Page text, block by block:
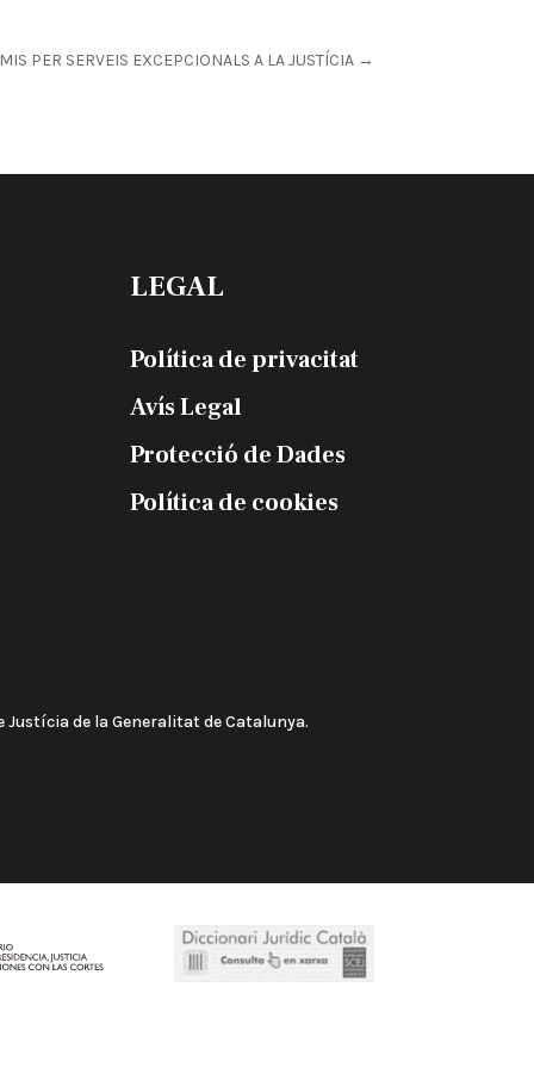
PER SERVEIS EXCEPCIONALS A LA JUSTÍCIA→
LEGAL
Política de privacitat
Avís Legal
Protecció de Dades
Política de cookies
de la Generalitat de Catalunya.